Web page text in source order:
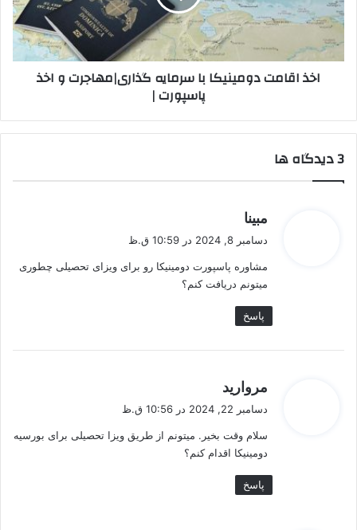
گذاری|
مهاجرت
و
اخذ
پاسپورتاخذ اقامت دومینیکا با سرمایه گذاری|مهاجرت و اخذ
پاسپورت |
‫3 دیدگاه ها
مبینا
:
دسامبر 8, 2024 در 10:59 ق.ظ
مشاوره پاسپورت دومینیکا رو برای ویزای تحصیلی چطوری
میتونم دریافت کنم؟
پاسخ
مروارید
دسامبر 22, 2024 در 10:56 ق.ظ
سلام وقت بخیر. میتونم از طریق ویزا تحصیلی برای بورسیه
دومینیکا اقدام کنم؟
پاسخ